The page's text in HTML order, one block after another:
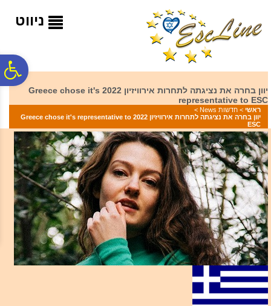
המרכזי
ניווט
יוון בחרה את נציגתה לתחרות אירוויזיון 2022 Greece chose it's
representative to ESC
ראשי > חדשות News
>
יוון בחרה את נציגתה לתחרות אירוויזיון 2022 Greece chose it's representative to
ESC